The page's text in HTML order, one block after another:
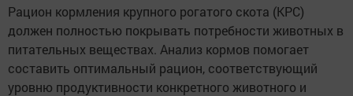
Рацион кормления крупного рогатого скота (КРС)
должен полностью покрывать потребности животных в
питательных веществах. Анализ кормов помогает
составить оптимальный рацион, соответствующий
уровню продуктивности конкретного животного и